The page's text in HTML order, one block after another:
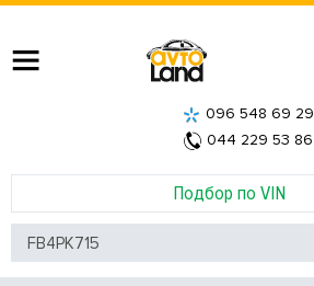
Подбор по VIN
096 548 69 29
044 229 53 86